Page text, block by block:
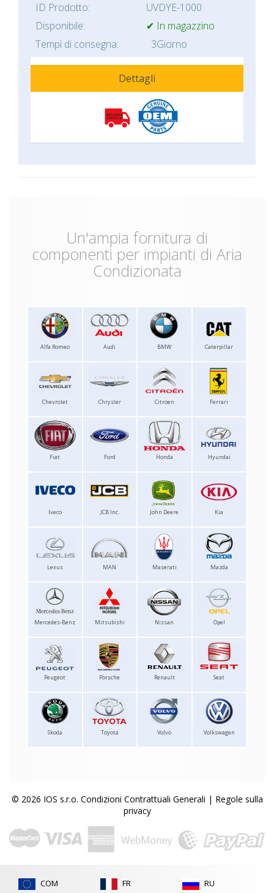
ID Prodotto:
UVDYE-1000
Disponibile:
✔ In magazzino
Tempi di consegna:
3Giorno
Dettagli
Un'ampia fornitura di
componenti per impianti di Aria
Condizionata
Alfa Romeo Audi BMW Caterpillar
Chevrolet Chrysler Citroen Ferrari
Fiat Ford Honda Hyundai
Iveco JCB Inc. John Deere Kia
Lexus MAN Maserati Mazda
Mercedes-Benz Mitsubishi Nissan Opel
Peugeot Porsche Renault Seat
Skoda Toyota Volvo Volkswagen
© 2026 IOS s.r.o. Condizioni Contrattuali Generali | Regole sulla
privacy
COM FR RU